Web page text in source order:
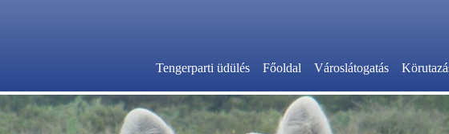
Tengerparti üdülés Főoldal Városlátogatás